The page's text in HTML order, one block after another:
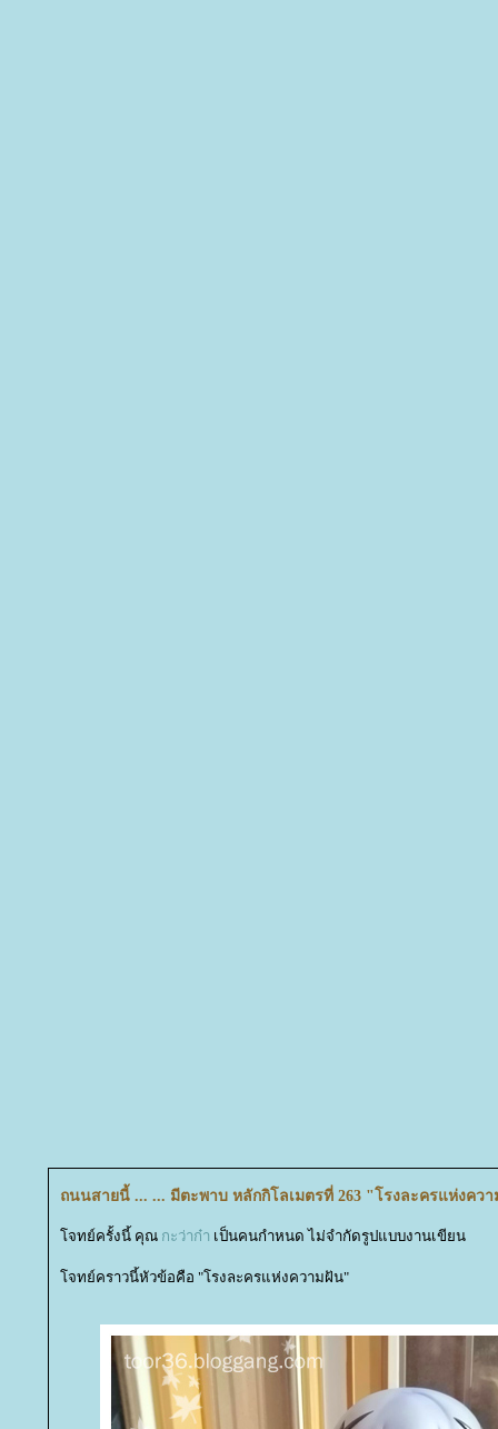
ถนนสายนี้ ... ... มีตะพาบ หลักกิโลเมตรที่ 263 "โรงละครแห่งคว
จทย์ครั้งนี้ คุณ กะว่าก๋า เป็นคนกำหนด ไม่จำกัดรูปแบบงานเขียน
จทย์คราวนี้หัวข้อคือ "โรงละครแห่งความฝัน"